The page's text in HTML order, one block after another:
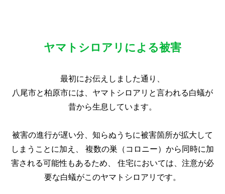
ヤマトシロアリによる被害
最初にお伝えしました通り、
八尾市と柏原市には、ヤマトシロアリと言われる白蟻が
昔から生息しています。
被害の進行が遅い分、知らぬうちに被害箇所が拡大して
しまうことに加え、
複数の巣（コロニー）から同時に加
害される可能性もあるため、
住宅においては、注意が必
要な白蟻がこのヤマトシロアリです。